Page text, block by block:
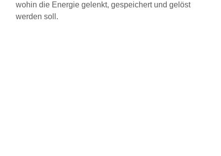
wohin die Energie gelenkt, gespeichert und gelöst
werden soll.